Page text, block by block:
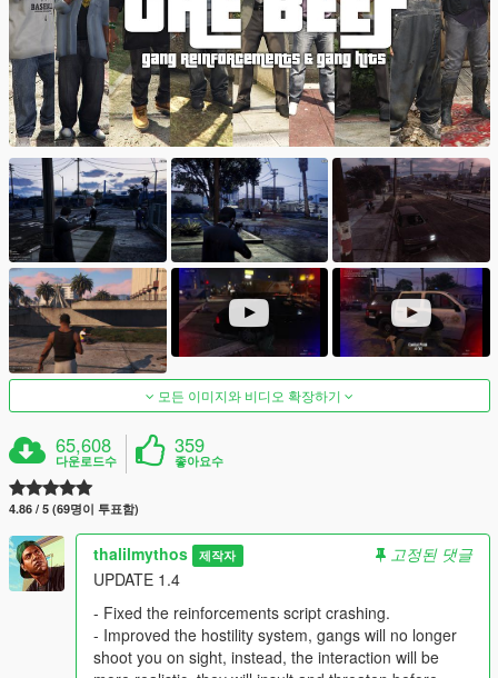
모든 이미지와 비디오 확장하기
65,608
다운로드수
359
좋아요수
4.86 / 5 (69명이 투표함)
thalilmythos 제작자
고정된 댓글
UPDATE 1.4
- Fixed the reinforcements script crashing.
- Improved the hostility system, gangs will no longer
shoot you on sight, instead, the interaction will be